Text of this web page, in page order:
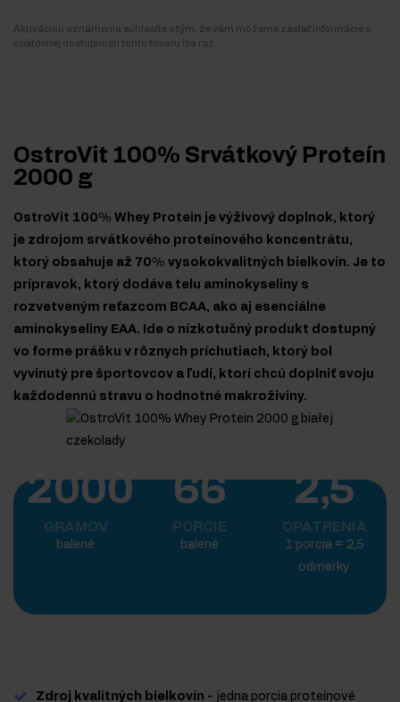
Aktiváciou oznámenia súhlasíte s tým, že vám môžeme zaslať informácie o
opätovnej dostupnosti tohto tovaru iba raz.
OstroVit 100% Srvátkový Proteín
2000 g
OstroVit 100% Whey Protein je výživový doplnok, ktorý
je zdrojom srvátkového proteínového koncentrátu,
ktorý obsahuje až 70% vysokokvalitných bielkovín. Je to
prípravok, ktorý dodáva telu aminokyseliny s
rozvetveným reťazcom BCAA, ako aj esenciálne
aminokyseliny EAA. Ide o nízkotučný produkt dostupný
vo forme prášku v rôznych príchutiach, ktorý bol
vyvinutý pre športovcov a ľudí, ktorí chcú doplniť svoju
každodennú stravu o hodnotné makroživiny.
2000
GRAMOV
balené
66
PORCIE
balené
2,5
OPATRENIA
1 porcia = 2,5
odmerky
Zdroj kvalitných bielkovín - jedna porcia proteínové